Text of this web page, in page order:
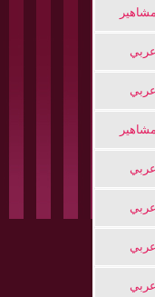
عربي
عربي
عربي
عربي
عربي
عربي